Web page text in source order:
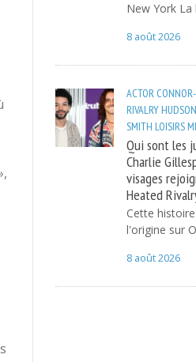
New York La
8 août 2026
ACTOR
RIVALRY
SMITH LOISIRS
Qui sont les
Charlie
visages
Heated
Cette
l'origine sur
8 août 2026